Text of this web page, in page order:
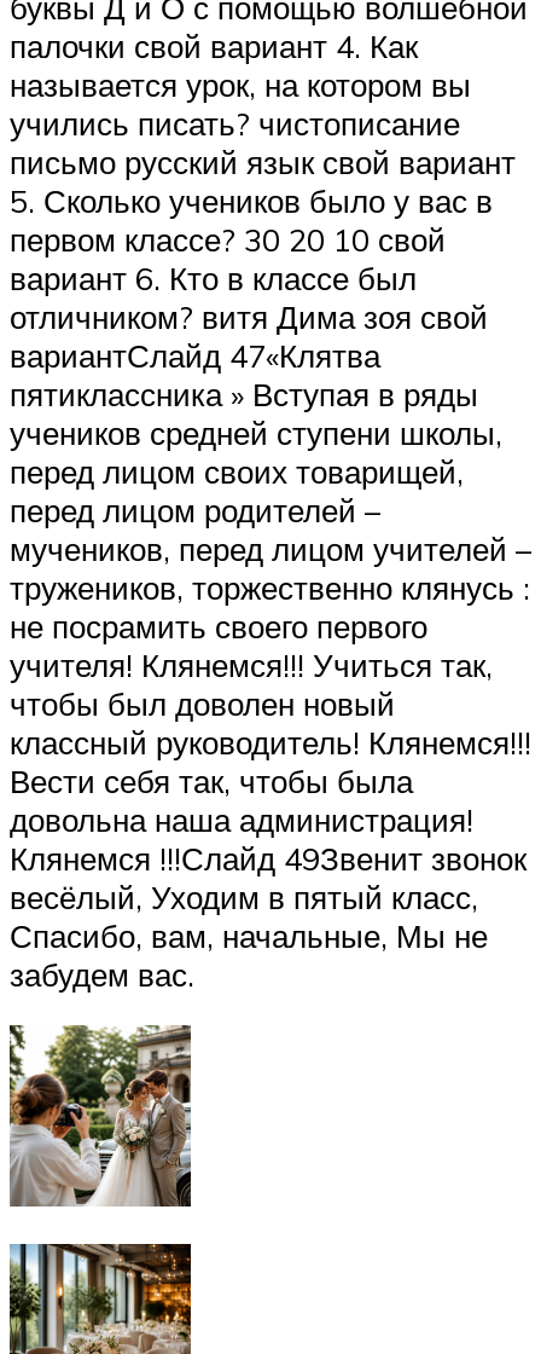
палочки свой вариант 4. Как
называется урок, на котором вы
учились писать? чистописание
письмо русский язык свой вариант
5. Сколько учеников было у вас в
первом классе? 30 20 10 свой
вариант 6. Кто в классе был
отличником? витя Дима зоя свой
вариантСлайд 47«Клятва
пятиклассника » Вступая в ряды
учеников средней ступени школы,
перед лицом своих товарищей,
перед лицом родителей –
мучеников, перед лицом учителей –
тружеников, торжественно клянусь :
не посрамить своего первого
учителя! Клянемся!!! Учиться так,
чтобы был доволен новый
классный руководитель! Клянемся!!!
Вести себя так, чтобы была
довольна наша администрация!
Клянемся !!!Слайд 49Звенит звонок
весёлый, Уходим в пятый класс,
Спасибо, вам, начальные, Мы не
забудем вас.